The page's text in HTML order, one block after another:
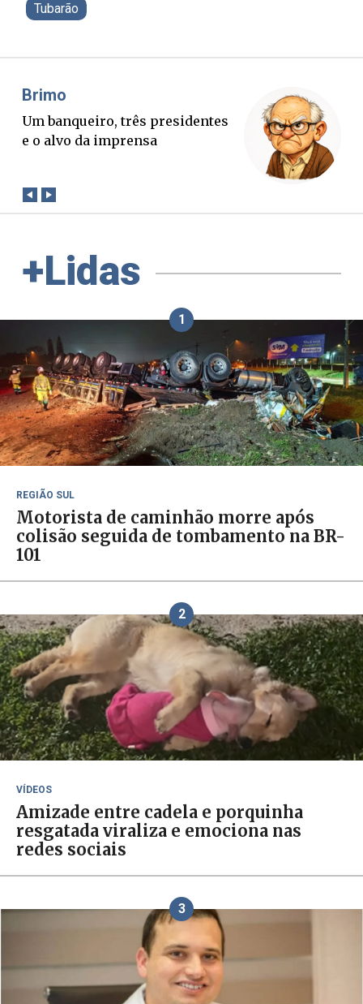
Tubarão
Misael Elias
O Boato corre mais rápido que a
verdade. Mas quem paga a
+Lidas
1
REGIÃO SUL
Motorista de caminhão morre após
colisão seguida de tombamento na BR-
101
2
VÍDEOS
Amizade entre cadela e porquinha
resgatada viraliza e emociona nas
redes sociais
3